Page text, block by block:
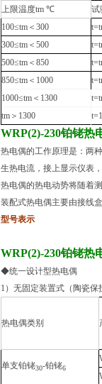
上限温度tm ℃
100≤tm＜300
300≤tm＜500
500≤tm＜850
850≤tm＜1000
1000≤tm＜1300
tm＞1300
WRP(2)-230铂铑热
热电偶的工作原理是：两
生热电流，接上显示仪表
热电偶的热电动势将随着
装配式热电偶主要由接线
型号表示
WRP(2)-230铂铑热
◆统一设计型热电偶
1）无固定装置式（陶瓷保
热电偶类别
单支铂铑30-铂铑6